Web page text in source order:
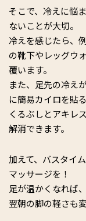
そこで、冷えに悩
ないことが大切。
冷えを感じたら、
の靴下やレッグウ
覆います。
また、足先の冷え
に簡易カイロを貼
くるぶしとアキレ
解消できます。
加えて、バスタイ
マッサージを！
足が温かくなれば
翌朝の脚の軽さも